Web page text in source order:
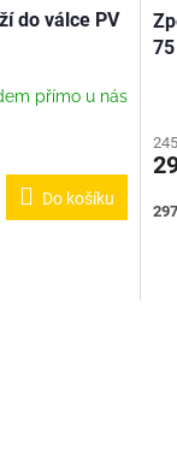
do válce PV
přímo u nás
Do košíku